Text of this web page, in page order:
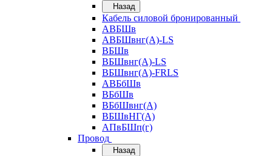
Назад
Кабель силовой бронированный
АВБШв
АВБШвнг(А)-LS
ВБШв
ВБШвнг(А)-LS
ВБШвнг(А)-FRLS
АВБбШв
ВБбШв
ВБбШвнг(А)
ВБШвНГ(А)
АПвБШп(г)
Провод
Назад